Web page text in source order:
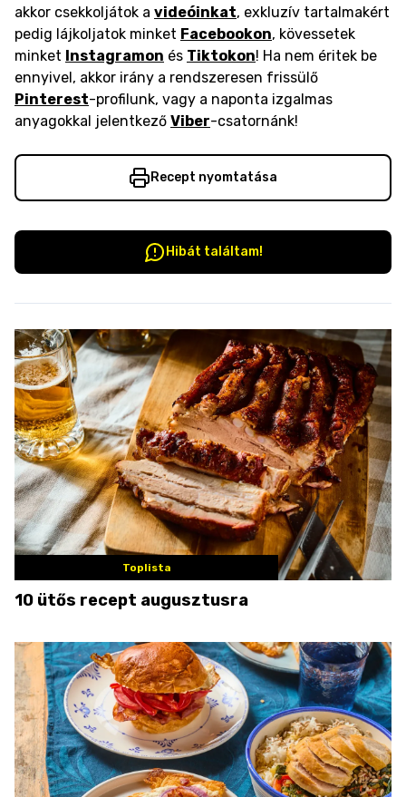
akkor csekkoljátok a videóinkat, exkluzív tartalmakért
pedig lájkoljatok minket Facebookon, kövessetek
minket Instagramon és Tiktokon! Ha nem éritek be
ennyivel, akkor irány a rendszeresen frissülő
Pinterest-profilunk, vagy a naponta izgalmas
anyagokkal jelentkező Viber-csatornánk!
Recept nyomtatása
Hibát találtam!
Toplista
10 ütős recept augusztusra